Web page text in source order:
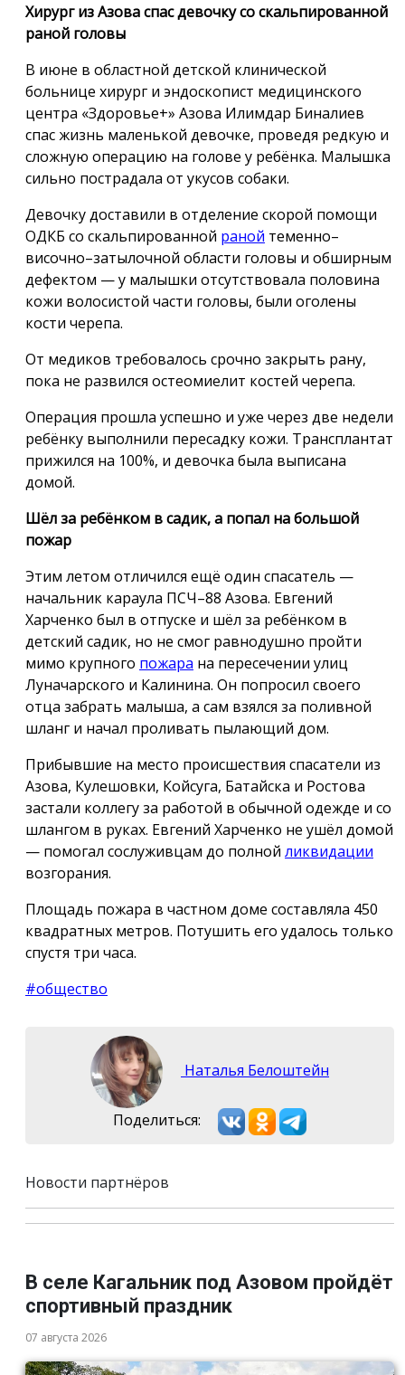
Хирург из Азова спас девочку со скальпированной
раной головы
В июне в областной детской клинической
больнице хирург и эндоскопист медицинского
центра «Здоровье+» Азова Илимдар Биналиев
спас жизнь маленькой девочке, проведя редкую и
сложную операцию на голове у ребёнка. Малышка
сильно пострадала от укусов собаки.
Девочку доставили в отделение скорой помощи
ОДКБ со скальпированной раной теменно–
височно–затылочной области головы и обширным
дефектом — у малышки отсутствовала половина
кожи волосистой части головы, были оголены
кости черепа.
От медиков требовалось срочно закрыть рану,
пока не развился остеомиелит костей черепа.
Операция прошла успешно и уже через две недели
ребёнку выполнили пересадку кожи. Трансплантат
прижился на 100%, и девочка была выписана
домой.
Шёл за ребёнком в садик, а попал на большой
пожар
Этим летом отличился ещё один спасатель —
начальник караула ПСЧ–88 Азова. Евгений
Харченко был в отпуске и шёл за ребёнком в
детский садик, но не смог равнодушно пройти
мимо крупного пожара на пересечении улиц
Луначарского и Калинина. Он попросил своего
отца забрать малыша, а сам взялся за поливной
шланг и начал проливать пылающий дом.
Прибывшие на место происшествия спасатели из
Азова, Кулешовки, Койсуга, Батайска и Ростова
застали коллегу за работой в обычной одежде и со
шлангом в руках. Евгений Харченко не ушёл домой
— помогал сослуживцам до полной ликвидации
возгорания.
Площадь пожара в частном доме составляла 450
квадратных метров. Потушить его удалось только
спустя три часа.
#общество
Наталья Белоштейн
Поделиться:
Новости партнёров
В селе Кагальник под Азовом пройдёт
спортивный праздник
07 августа 2026